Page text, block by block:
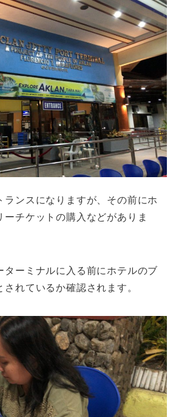
ランスになりますが、その前にホ
ーチケットの購入などがありま
ターミナルに入る前にホテルのブ
れているか確認されます。